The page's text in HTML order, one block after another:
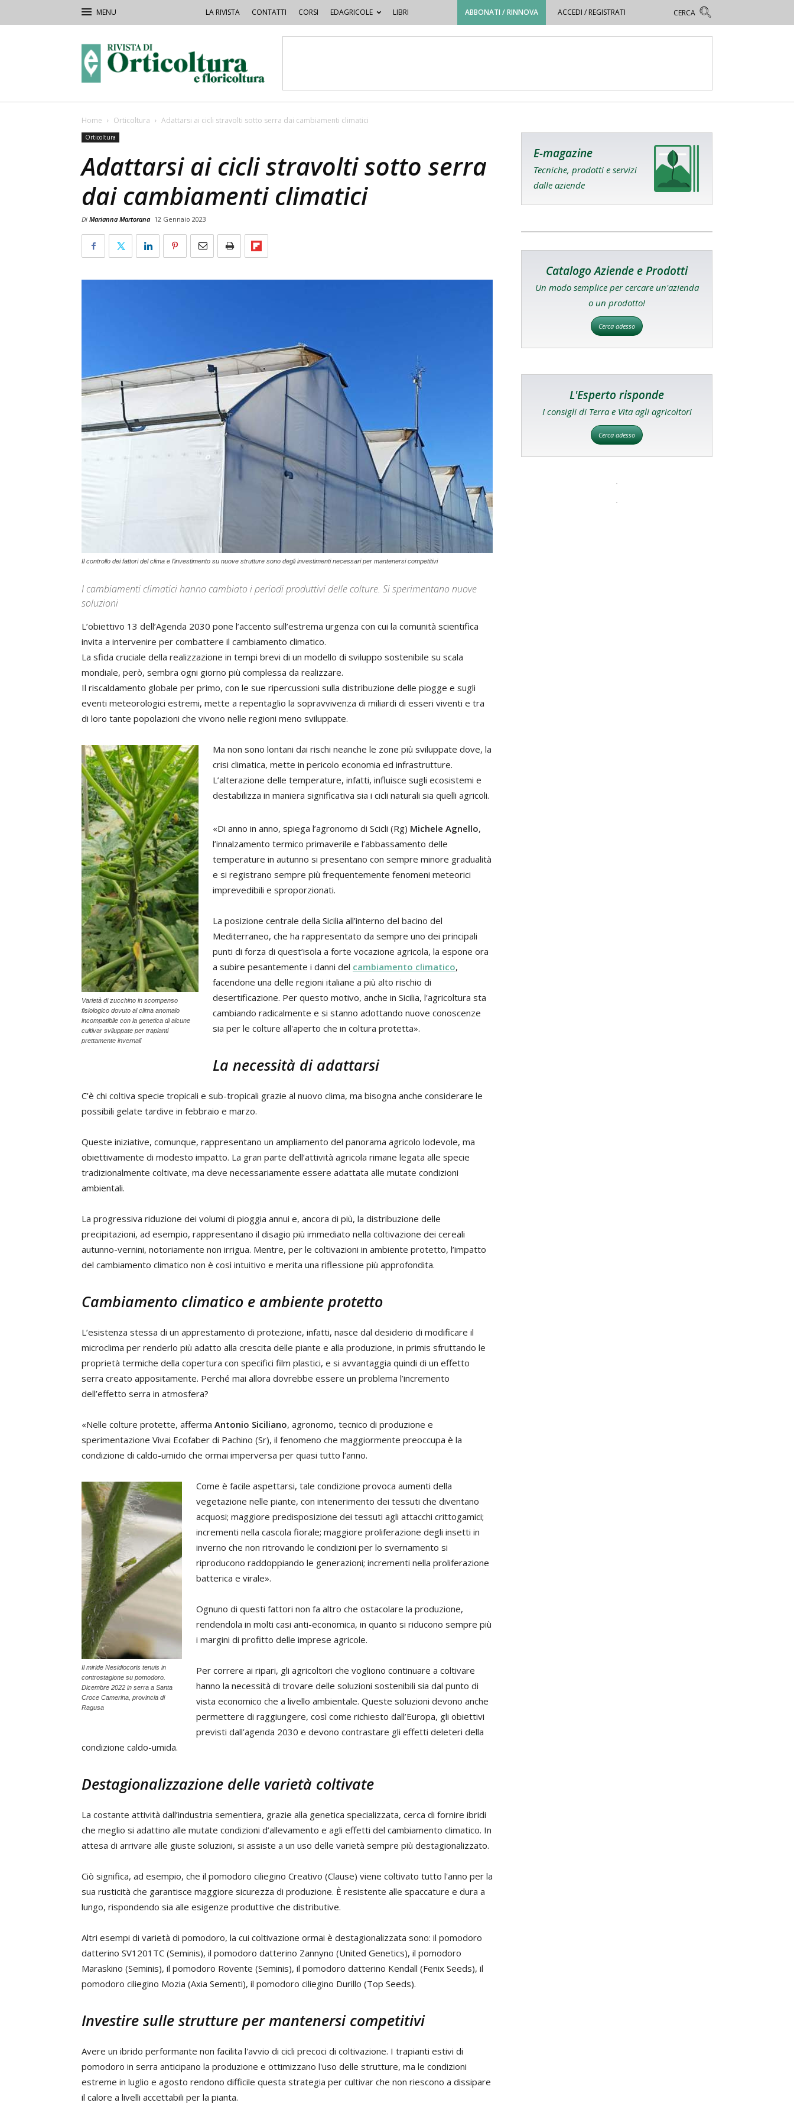
LA RIVISTA CONTATTI CORSI EDAGRICOLE LIBRI ABBONATI / RINNOVA ACCEDI / REGISTRATI
Orticoltura
Home Orticoltura Adattarsi ai cicli stravolti sotto serra dai cambiamenti climatici
Orticoltura
Adattarsi ai cicli stravolti sotto serra
dai cambiamenti climatici
Di Marianna Martorana 12 Gennaio 2023
Il controllo dei fattori del clima e l’investimento su nuove strutture sono degli investimenti necessari per mantenersi competitivi
I cambiamenti climatici hanno cambiato i periodi produttivi delle colture. Si sperimentano nuove
soluzioni
L’obiettivo 13 dell’Agenda 2030 pone l’accento sull’estrema urgenza con cui la comunità scientifica
invita a intervenire per combattere il cambiamento climatico.
La sfida cruciale della realizzazione in tempi brevi di un modello di sviluppo sostenibile su scala
mondiale, però, sembra ogni giorno più complessa da realizzare.
Il riscaldamento globale per primo, con le sue ripercussioni sulla distribuzione delle piogge e sugli
eventi meteorologici estremi, mette a repentaglio la sopravvivenza di miliardi di esseri viventi e tra
di loro tante popolazioni che vivono nelle regioni meno sviluppate.
Varietà di zucchino in scompenso
fisiologico dovuto al clima anomalo
incompatibile con la genetica di alcune
cultivar sviluppate per trapianti
prettamente invernali
Ma non sono lontani dai rischi neanche le zone più sviluppate dove, la
crisi climatica, mette in pericolo economia ed infrastrutture.
L’alterazione delle temperature, infatti, influisce sugli ecosistemi e
destabilizza in maniera significativa sia i cicli naturali sia quelli agricoli.
«Di anno in anno, spiega l’agronomo di Scicli (Rg) Michele Agnello,
l’innalzamento termico primaverile e l’abbassamento delle
temperature in autunno si presentano con sempre minore gradualità
e si registrano sempre più frequentemente fenomeni meteorici
imprevedibili e sproporzionati.
La posizione centrale della Sicilia all’interno del bacino del
Mediterraneo, che ha rappresentato da sempre uno dei principali
punti di forza di quest’isola a forte vocazione agricola, la espone ora
a subire pesantemente i danni del cambiamento climatico,
facendone una delle regioni italiane a più alto rischio di
desertificazione. Per questo motivo, anche in Sicilia, l'agricoltura sta
cambiando radicalmente e si stanno adottando nuove conoscenze
sia per le colture all'aperto che in coltura protetta».
La necessità di adattarsi
C'è chi coltiva specie tropicali e sub-tropicali grazie al nuovo clima, ma bisogna anche considerare le
possibili gelate tardive in febbraio e marzo.
Queste iniziative, comunque, rappresentano un ampliamento del panorama agricolo lodevole, ma
obiettivamente di modesto impatto. La gran parte dell’attività agricola rimane legata alle specie
tradizionalmente coltivate, ma deve necessariamente essere adattata alle mutate condizioni
ambientali.
La progressiva riduzione dei volumi di pioggia annui e, ancora di più, la distribuzione delle
precipitazioni, ad esempio, rappresentano il disagio più immediato nella coltivazione dei cereali
autunno-vernini, notoriamente non irrigua. Mentre, per le coltivazioni in ambiente protetto, l’impatto
del cambiamento climatico non è così intuitivo e merita una riflessione più approfondita.
Cambiamento climatico e ambiente protetto
L’esistenza stessa di un apprestamento di protezione, infatti, nasce dal desiderio di modificare il
microclima per renderlo più adatto alla crescita delle piante e alla produzione, in primis sfruttando le
proprietà termiche della copertura con specifici film plastici, e si avvantaggia quindi di un effetto
serra creato appositamente. Perché mai allora dovrebbe essere un problema l’incremento
dell’effetto serra in atmosfera?
«Nelle colture protette, afferma Antonio Siciliano, agronomo, tecnico di produzione e
sperimentazione Vivai Ecofaber di Pachino (Sr), il fenomeno che maggiormente preoccupa è la
condizione di caldo-umido che ormai imperversa per quasi tutto l’anno.
Il miride Nesidiocoris tenuis in
controstagione su pomodoro.
Dicembre 2022 in serra a Santa
Croce Camerina, provincia di
Ragusa
Come è facile aspettarsi, tale condizione provoca aumenti della
vegetazione nelle piante, con intenerimento dei tessuti che diventano
acquosi; maggiore predisposizione dei tessuti agli attacchi crittogamici;
incrementi nella cascola fiorale; maggiore proliferazione degli insetti in
inverno che non ritrovando le condizioni per lo svernamento si
riproducono raddoppiando le generazioni; incrementi nella proliferazione
batterica e virale».
Ognuno di questi fattori non fa altro che ostacolare la produzione,
rendendola in molti casi anti-economica, in quanto si riducono sempre più
i margini di profitto delle imprese agricole.
Per correre ai ripari, gli agricoltori che vogliono continuare a coltivare
hanno la necessità di trovare delle soluzioni sostenibili sia dal punto di
vista economico che a livello ambientale. Queste soluzioni devono anche
permettere di raggiungere, così come richiesto dall’Europa, gli obiettivi
previsti dall’agenda 2030 e devono contrastare gli effetti deleteri della
condizione caldo-umida.
Destagionalizzazione delle varietà coltivate
La costante attività dall’industria sementiera, grazie alla genetica specializzata, cerca di fornire ibridi
che meglio si adattino alle mutate condizioni d’allevamento e agli effetti del cambiamento climatico. In
attesa di arrivare alle giuste soluzioni, si assiste a un uso delle varietà sempre più destagionalizzato.
Ciò significa, ad esempio, che il pomodoro ciliegino Creativo (Clause) viene coltivato tutto l'anno per la
sua rusticità che garantisce maggiore sicurezza di produzione. È resistente alle spaccature e dura a
lungo, rispondendo sia alle esigenze produttive che distributive.
Altri esempi di varietà di pomodoro, la cui coltivazione ormai è destagionalizzata sono: il pomodoro
datterino SV1201TC (Seminis), il pomodoro datterino Zannyno (United Genetics), il pomodoro
Maraskino (Seminis), il pomodoro Rovente (Seminis), il pomodoro datterino Kendall (Fenix Seeds), il
pomodoro ciliegino Mozia (Axia Sementi), il pomodoro ciliegino Durillo (Top Seeds).
Investire sulle strutture per mantenersi competitivi
Avere un ibrido performante non facilita l'avvio di cicli precoci di coltivazione. I trapianti estivi di
pomodoro in serra anticipano la produzione e ottimizzano l'uso delle strutture, ma le condizioni
estreme in luglio e agosto rendono difficile questa strategia per cultivar che non riescono a dissipare
il calore a livelli accettabili per la pianta.
E-magazine
Tecniche, prodotti e servizi
dalle aziende
Catalogo Aziende e Prodotti
Un modo semplice per cercare un'azienda
o un prodotto!
Cerca adesso
L'Esperto risponde
I consigli di Terra e Vita agli agricoltori
Cerca adesso